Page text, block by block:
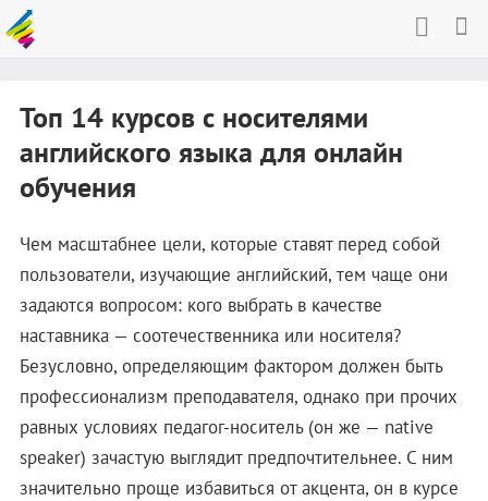
Топ 14 курсов с носителями
английского языка для онлайн
обучения
Чем масштабнее цели, которые ставят перед собой
пользователи, изучающие английский, тем чаще они
задаются вопросом: кого выбрать в качестве
наставника — соотечественника или носителя?
Безусловно, определяющим фактором должен быть
профессионализм преподавателя, однако при прочих
равных условиях педагог-носитель (он же — native
speaker) зачастую выглядит предпочтительнее. С ним
значительно проще избавиться от акцента, он в курсе